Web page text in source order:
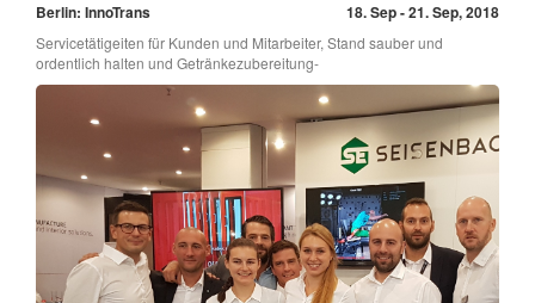
Berlin: InnoTrans 18. Sep - 21. Sep, 2018
Servicetätigeiten für Kunden und Mitarbeiter, Stand sauber und
ordentlich halten und Getränkezubereitung-